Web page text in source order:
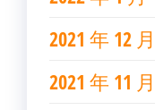
2021 年 12 月
2021 年 11 月